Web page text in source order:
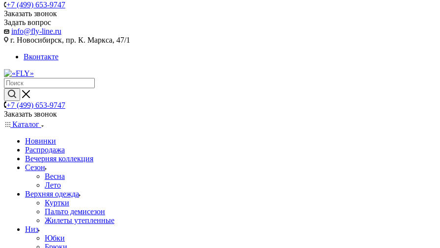
+7 (499) 653-9747
Заказать звонок
Задать вопрос
info@fly-line.ru
г. Новосибирск, пр. К. Маркса, 47/1
Вконтакте
+7 (499) 653-9747
Заказать звонок
Каталог
Новинки
Распродажа
Вечерняя коллекция
Сезон
Весна
Лето
Верхняя одежда
Куртки
Пальто демисезон
Жилеты утепленные
Низ
Юбки